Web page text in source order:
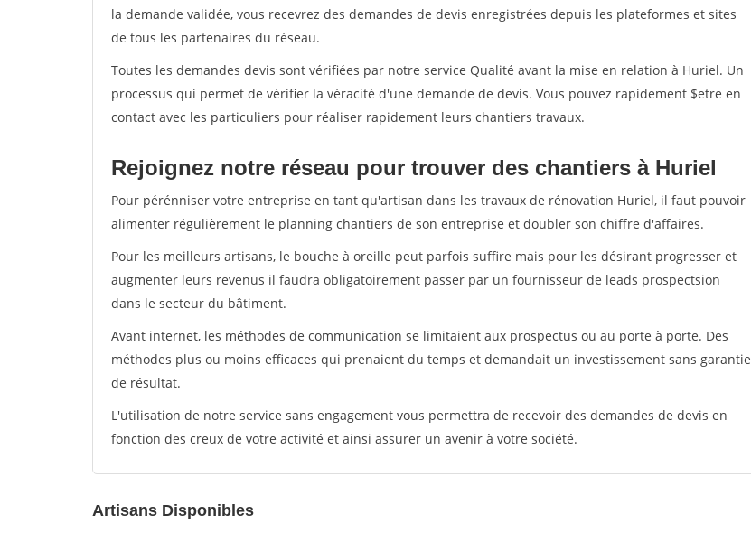
la demande validée, vous recevrez des demandes de devis enregistrées depuis les plateformes et sites
de tous les partenaires du réseau.
Toutes les demandes devis sont vérifiées par notre service Qualité avant la mise en relation à Huriel. Un
processus qui permet de vérifier la véracité d'une demande de devis. Vous pouvez rapidement $etre en
contact avec les particuliers pour réaliser rapidement leurs chantiers travaux.
Rejoignez notre réseau pour trouver des chantiers à Huriel
Pour pérénniser votre entreprise en tant qu'artisan dans les travaux de rénovation Huriel, il faut pouvoir
alimenter régulièrement le planning chantiers de son entreprise et doubler son chiffre d'affaires.
Pour les meilleurs artisans, le bouche à oreille peut parfois suffire mais pour les désirant progresser et
augmenter leurs revenus il faudra obligatoirement passer par un fournisseur de leads prospectsion
dans le secteur du bâtiment.
Avant internet, les méthodes de communication se limitaient aux prospectus ou au porte à porte. Des
méthodes plus ou moins efficaces qui prenaient du temps et demandait un investissement sans garantie
de résultat.
L'utilisation de notre service sans engagement vous permettra de recevoir des demandes de devis en
fonction des creux de votre activité et ainsi assurer un avenir à votre société.
Artisans Disponibles